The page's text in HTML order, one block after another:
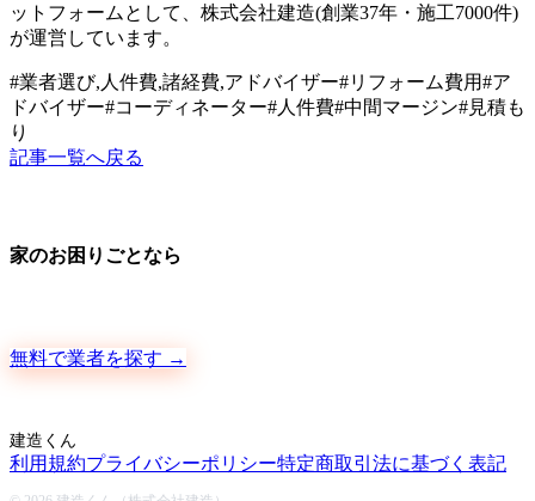
ットフォームとして、株式会社建造(創業37年・施工7000件)
が運営しています。
#業者選び,人件費,諸経費,アドバイザー#リフォーム費用#ア
ドバイザー#コーディネーター#人件費#中間マージン#見積も
り
記事一覧へ戻る
家のお困りごとなら
無料で業者を探す →
建造くん
利用規約プライバシーポリシー特定商取引法に基づく表記